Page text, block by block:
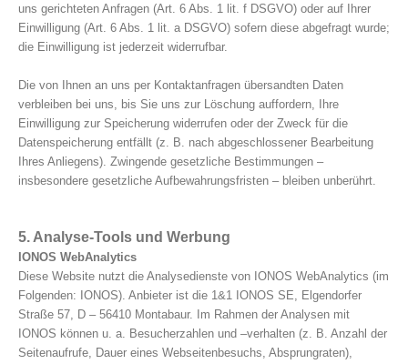
uns gerichteten Anfragen (Art. 6 Abs. 1 lit. f DSGVO) oder auf Ihrer
Einwilligung (Art. 6 Abs. 1 lit. a DSGVO) sofern diese abgefragt wurde;
die Einwilligung ist jederzeit widerrufbar.
Die von Ihnen an uns per Kontaktanfragen übersandten Daten
verbleiben bei uns, bis Sie uns zur Löschung auffordern, Ihre
Einwilligung zur Speicherung widerrufen oder der Zweck für die
Datenspeicherung entfällt (z. B. nach abgeschlossener Bearbeitung
Ihres Anliegens). Zwingende gesetzliche Bestimmungen –
insbesondere gesetzliche Aufbewahrungsfristen – bleiben unberührt.
5. Analyse-Tools und Werbung
IONOS WebAnalytics
Diese Website nutzt die Analysedienste von IONOS WebAnalytics (im
Folgenden: IONOS). Anbieter ist die 1&1 IONOS SE, Elgendorfer
Straße 57, D – 56410 Montabaur. Im Rahmen der Analysen mit
IONOS können u. a. Besucherzahlen und –verhalten (z. B. Anzahl der
Seitenaufrufe, Dauer eines Webseitenbesuchs, Absprungraten),